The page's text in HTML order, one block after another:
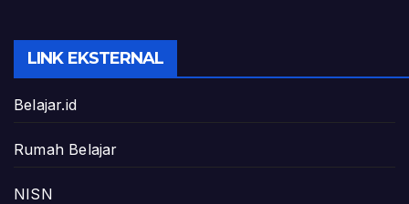
LINK EKSTERNAL
Belajar.id
Rumah Belajar
NISN